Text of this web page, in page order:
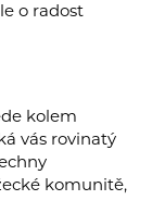
o radost
kolem
vás rovinatý
komunitě,